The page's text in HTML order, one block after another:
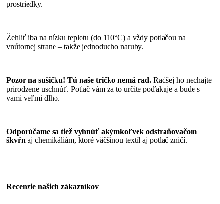
prostriedky.
Žehliť iba na nízku teplotu (do 110°C) a vždy potlačou na
vnútornej strane – takže jednoducho naruby.
Pozor na sušičku! Tú naše tričko nemá rad. Radšej ho nechajte
prirodzene uschnúť. Potlač vám za to určite poďakuje a bude s
vami veľmi dlho.
Odporúčame sa tiež vyhnúť akýmkoľvek odstraňovačom
škvŕn aj chemikáliám, ktoré väčšinou textil aj potlač zničí.
Recenzie našich zákazníkov